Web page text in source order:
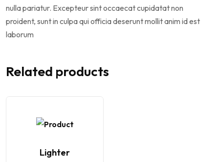
nulla pariatur. Excepteur sint occaecat cupidatat non
proident, sunt in culpa qui officia deserunt mollit anim id est
laborum
Related products
Lighter